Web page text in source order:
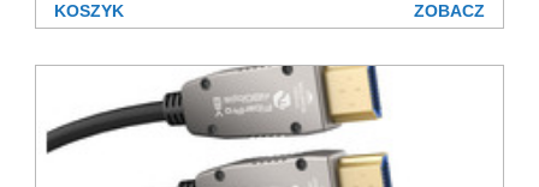
KOSZYK ZOBACZ